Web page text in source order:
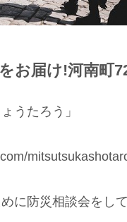
お届け!河南町
うたろう」
に防災相談会をして